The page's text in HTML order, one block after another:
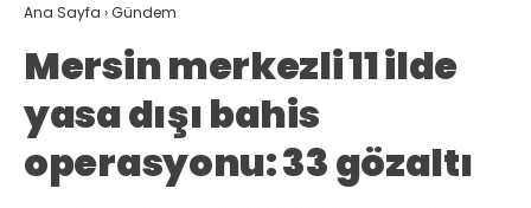
Ana Sayfa ›Gündem
Mersin merkezli 11 ilde
yasa dışı bahis
operasyonu: 33 gözaltı